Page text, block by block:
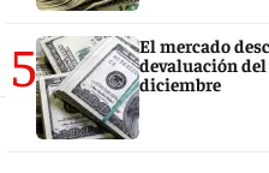
5
El mercado
devaluación del
diciembre